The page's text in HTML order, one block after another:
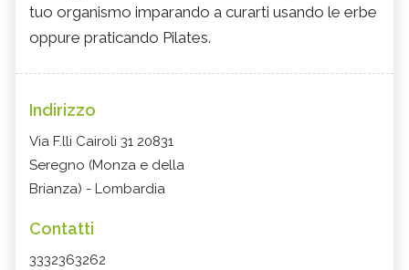
tuo organismo imparando a curarti usando le erbe
oppure praticando Pilates.
Indirizzo
Via F.lli Cairoli 31 20831
Seregno (Monza e della
Brianza) - Lombardia
Contatti
3332363262